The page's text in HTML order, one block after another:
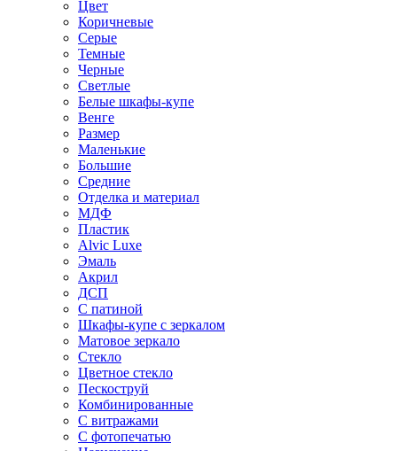
Цвет
Коричневые
Серые
Темные
Черные
Светлые
Белые шкафы-купе
Венге
Размер
Маленькие
Большие
Средние
Отделка и материал
МДФ
Пластик
Alvic Luxe
Эмаль
Акрил
ДСП
С патиной
Шкафы-купе с зеркалом
Матовое зеркало
Стекло
Цветное стекло
Пескоструй
Комбинированные
С витражами
С фотопечатью